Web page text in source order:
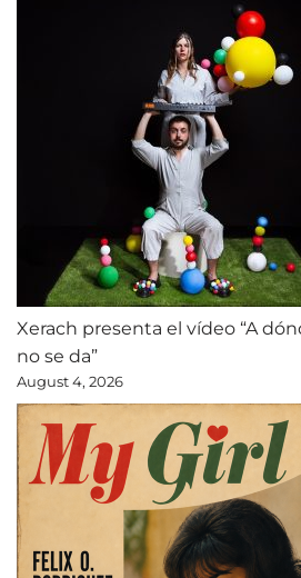
Xerach presenta el vídeo “A
no se da”
August 4, 2026